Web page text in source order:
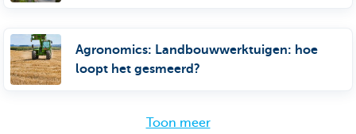
Agronomics: Landbouwwerktuigen: hoe
loopt het gesmeerd?
Toon meer